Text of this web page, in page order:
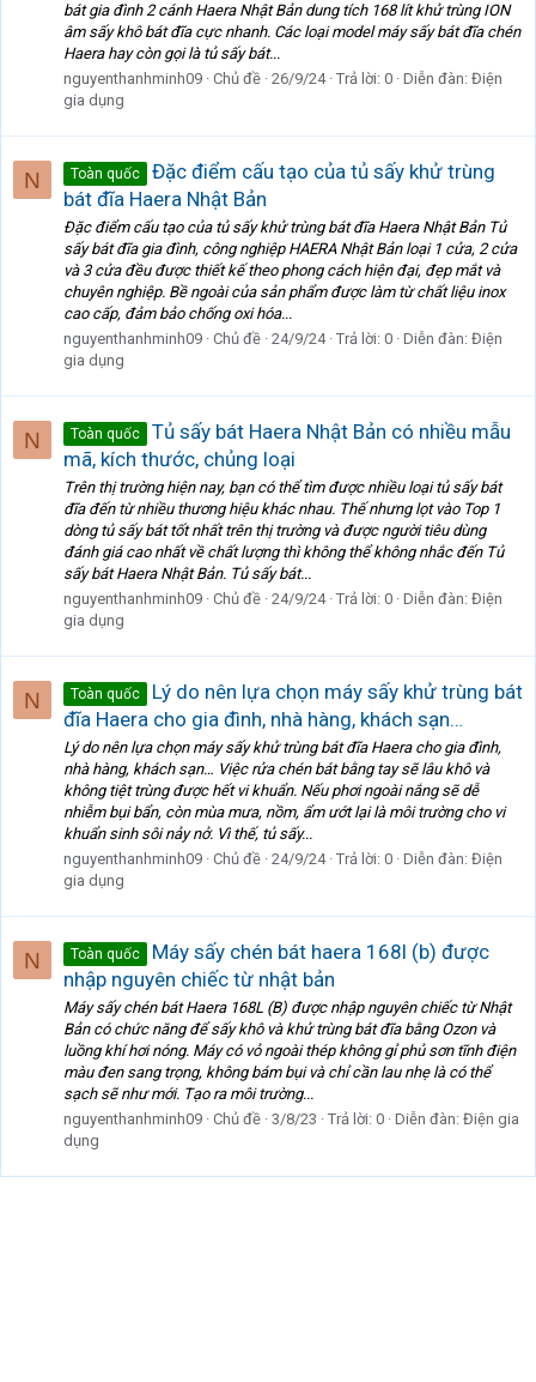
bát gia đình 2 cánh Haera Nhật Bản dung tích 168 lít khử trùng ION
âm sấy khô bát đĩa cực nhanh. Các loại model máy sấy bát đĩa chén
Haera hay còn gọi là tủ sấy bát...
nguyenthanhminh09 Chủ đề 26/9/24 Trả lời: 0 Diễn đàn: Điện
gia dụng
N Toàn quốc
Đặc điểm cấu tạo của tủ sấy khử trùng
bát đĩa Haera Nhật Bản
Đặc điểm cấu tạo của tủ sấy khử trùng bát đĩa Haera Nhật Bản Tủ
sấy bát đĩa gia đình, công nghiệp HAERA Nhật Bản loại 1 cửa, 2 cửa
và 3 cửa đều được thiết kế theo phong cách hiện đại, đẹp mắt và
chuyên nghiệp. Bề ngoài của sản phẩm được làm từ chất liệu inox
cao cấp, đảm bảo chống oxi hóa...
nguyenthanhminh09 Chủ đề 24/9/24 Trả lời: 0 Diễn đàn: Điện
gia dụng
N Toàn quốc
Tủ sấy bát Haera Nhật Bản có nhiều mẫu
mã, kích thước, chủng loại
Trên thị trường hiện nay, bạn có thể tìm được nhiều loại tủ sấy bát
đĩa đến từ nhiều thương hiệu khác nhau. Thế nhưng lọt vào Top 1
dòng tủ sấy bát tốt nhất trên thị trường và được người tiêu dùng
đánh giá cao nhất về chất lượng thì không thể không nhắc đến Tủ
sấy bát Haera Nhật Bản. Tủ sấy bát...
nguyenthanhminh09 Chủ đề 24/9/24 Trả lời: 0 Diễn đàn: Điện
gia dụng
N Toàn quốc
Lý do nên lựa chọn máy sấy khử trùng bát
đĩa Haera cho gia đình, nhà hàng, khách sạn…
Lý do nên lựa chọn máy sấy khử trùng bát đĩa Haera cho gia đình,
nhà hàng, khách sạn… Việc rửa chén bát bằng tay sẽ lâu khô và
không tiệt trùng được hết vi khuẩn. Nếu phơi ngoài nắng sẽ dễ
nhiễm bụi bẩn, còn mùa mưa, nồm, ẩm ướt lại là môi trường cho vi
khuẩn sinh sôi nảy nở. Vì thế, tủ sấy...
nguyenthanhminh09 Chủ đề 24/9/24 Trả lời: 0 Diễn đàn: Điện
gia dụng
N Toàn quốc
Máy sấy chén bát haera 168l (b) được
nhập nguyên chiếc từ nhật bản
Máy sấy chén bát Haera 168L (B) được nhập nguyên chiếc từ Nhật
Bản có chức năng để sấy khô và khử trùng bát đĩa bằng Ozon và
luồng khí hơi nóng. Máy có vỏ ngoài thép không gỉ phủ sơn tĩnh điện
màu đen sang trọng, không bám bụi và chỉ cần lau nhẹ là có thể
sạch sẽ như mới. Tạo ra môi trường...
nguyenthanhminh09 Chủ đề 3/8/23 Trả lời: 0 Diễn đàn: Điện gia
dụng